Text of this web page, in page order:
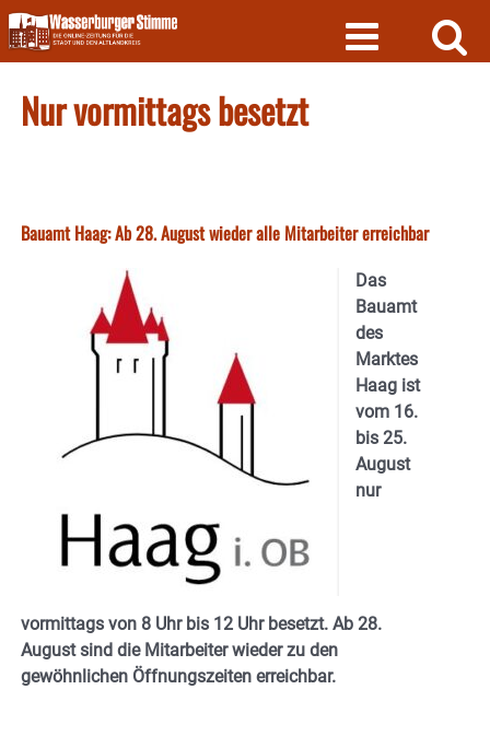
Skip
to
content
Nur vormittags besetzt
Bauamt Haag: Ab 28. August wieder alle Mitarbeiter erreichbar
Das
Bauamt
des
Marktes
Haag ist
vom 16.
bis 25.
August
nur
vormittags von 8 Uhr bis 12 Uhr besetzt. Ab 28.
August sind die Mitarbeiter wieder zu den
gewöhnlichen Öffnungszeiten erreichbar.